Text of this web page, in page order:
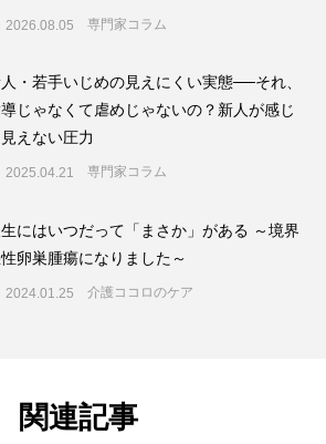
2026.08.05 専門家コラム
・若手いじめの見えにくい実態──それ、
じゃなくて虐めじゃないの？新人が感じ
えない圧力
2025.04.21 専門家コラム
生にはいつだって「まさか」がある ～境界
卵巣腫瘍になりました～
2024.01.25 介護ココロのケア
関連記事